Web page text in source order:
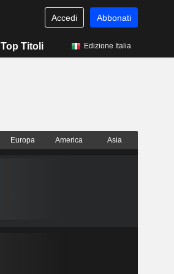
Accedi Abbonati
Top Titoli Edizione Italia
Europa America Asia